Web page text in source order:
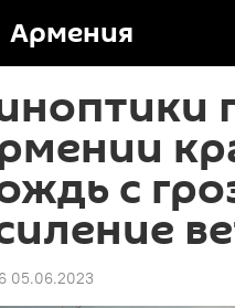
Армения
с
05.06.2023